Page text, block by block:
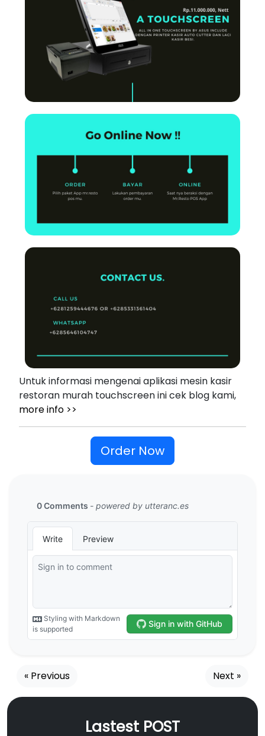
Untuk informasi mengenai aplikasi mesin kasir
restoran murah touchscreen ini cek blog kami,
more info >>
Order Now
« Previous Next »
Lastest POST